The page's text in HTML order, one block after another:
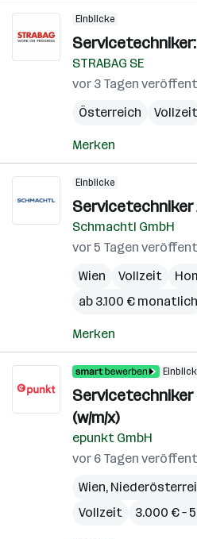
Einblicke
STRABAG SE
vor 3 Tagen
Österreich
Vollzeit
Merken
Einblicke
Servicetechniker
Schmachtl GmbH
vor 5 Tagen
Wien
Vollzeit
ab 3.100 € monatlich
Merken
(w/m/x)
epunkt GmbH
vor 6 Tagen
Wien,
Vollzeit
3.000 € –